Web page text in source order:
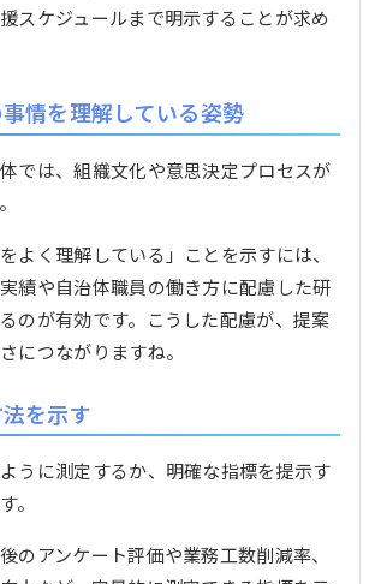
スケジュールまで明示することが求め
情を理解している姿勢
では、組織文化や意思決定プロセスが
よく理解している」ことを示すには、
績や自治体職員の働き方に配慮した研
のが有効です。こうした配慮が、提案
につながりますね。
を示す
うに測定するか、明確な指標を提示す
。
のアンケート評価や業務工数削減率、